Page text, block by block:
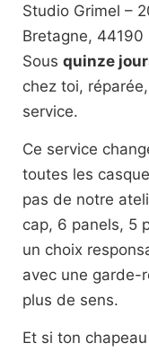
Studio Grimel –
Bretagne, 44190
Sous quinze
chez toi,
service.
Ce service
toutes les
pas de notre
cap, 6 panels, 5
un choix
avec une garde-
plus de sens.
Et si ton